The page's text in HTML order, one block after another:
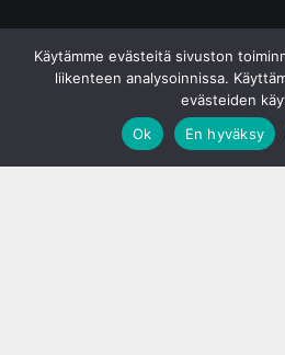
Käytämme evästeitä sivuston
liikenteen analysoinnissa.
evästeiden
Ok
En hyväksy